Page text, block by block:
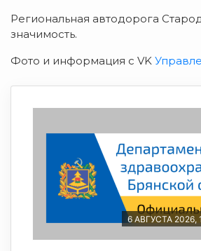
Региональная автодорога
значимость.
Фото и информация с VK
6 АВГУСТА 2026,